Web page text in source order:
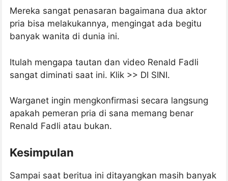
Mereka sangat penasaran bagaimana dua aktor
pria bisa melakukannya, mengingat ada begitu
banyak wanita di dunia ini.
Itulah mengapa tautan dan video Renald Fadli
sangat diminati saat ini. Klik >> DI SINI.
Warganet ingin mengkonfirmasi secara langsung
apakah pemeran pria di sana memang benar
Renald Fadli atau bukan.
Kesimpulan
Sampai saat beritua ini ditayangkan masih banyak